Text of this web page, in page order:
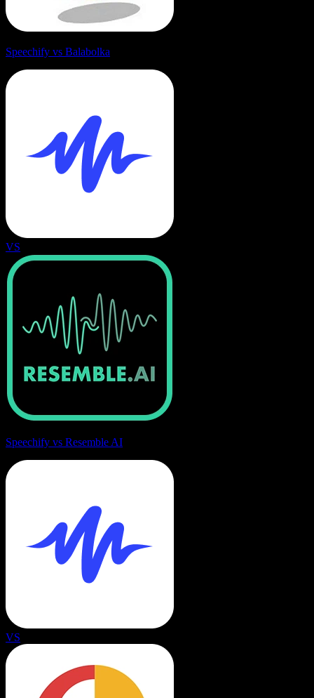
Speechify vs Balabolka
VS
Speechify vs Resemble AI
VS